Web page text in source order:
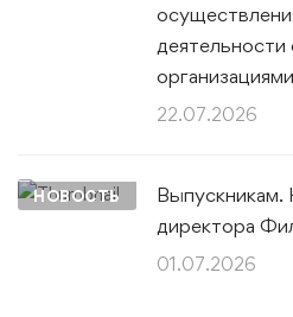
22.07.2026
НОВОСТЬ
Выпускникам.
директора
01.07.2026